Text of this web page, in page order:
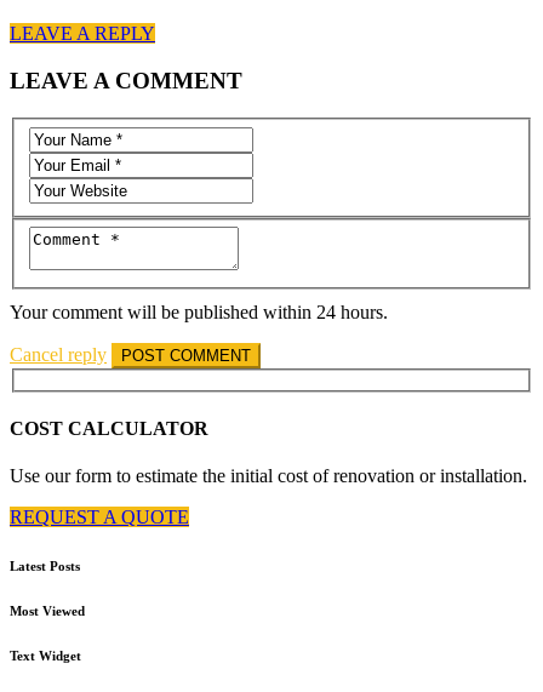
LEAVE A REPLY
LEAVE A COMMENT
Your comment will be published within 24 hours.
Cancel reply
COST CALCULATOR
Use our form to estimate the initial cost of renovation or installation.
REQUEST A QUOTE
Latest Posts
Most Viewed
Text Widget